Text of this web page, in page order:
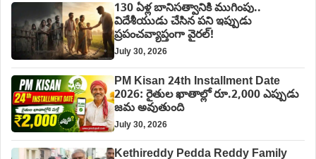
130 ఏళ్ల బానిసత్వానికి ముగింపు..
విదేశీయుడు చేసిన పని ఇప్పుడు
ప్రపంచవ్యాప్తంగా వైరల్!
July 30, 2026
PM Kisan 24th Installment Date
2026: రైతుల ఖాతాల్లో రూ.2,000 ఎప్పుడు
జమ అవుతుంది
July 30, 2026
Kethireddy Pedda Reddy Family